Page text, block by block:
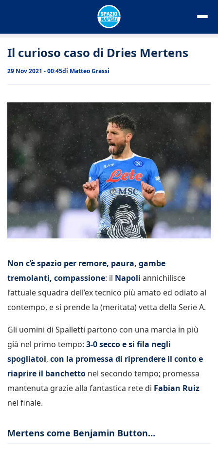
Il curioso caso di Dries Mertens
29 Nov 2021 - 00:45di Matteo Grassi
Non c’è spazio per remore, paura, gambe
tremolanti, compassione: il Napoli annichilisce
l’attuale squadra dell’ex tecnico più amato ed odiato al
contempo, e si prende la (meritata) vetta della Serie A.
Gli uomini di Spalletti partono con una marcia in più
già nel primo tempo: 3-0 secco e si fila negli
spogliatoi, con la promessa di riprendere il conto e
riaprire il banchetto nel secondo tempo; promessa
mantenuta grazie alla fantastica rete di Fabian Ruiz
nel finale.
Mertens come Benjamin Button…